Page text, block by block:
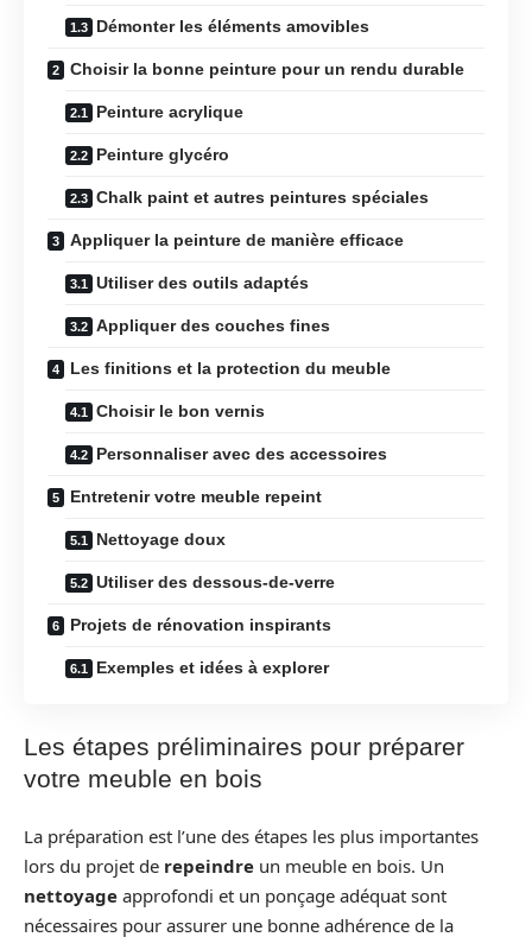
Démonter les éléments amovibles
Choisir la bonne peinture pour un rendu durable
Peinture acrylique
Peinture glycéro
Chalk paint et autres peintures spéciales
Appliquer la peinture de manière efficace
Utiliser des outils adaptés
Appliquer des couches fines
Les finitions et la protection du meuble
Choisir le bon vernis
Personnaliser avec des accessoires
Entretenir votre meuble repeint
Nettoyage doux
Utiliser des dessous-de-verre
Projets de rénovation inspirants
Exemples et idées à explorer
Les étapes préliminaires pour préparer
votre meuble en bois
La préparation est l’une des étapes les plus importantes
lors du projet de repeindre un meuble en bois. Un
nettoyage approfondi et un ponçage adéquat sont
nécessaires pour assurer une bonne adhérence de la